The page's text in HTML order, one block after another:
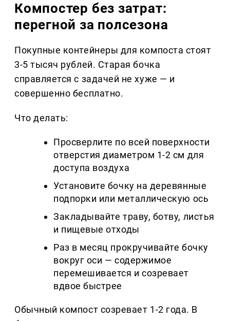
Компостер без затрат:
перегной за полсезона
Покупные контейнеры для компоста стоят
3-5 тысяч рублей. Старая бочка
справляется с задачей не хуже — и
совершенно бесплатно.
Что делать:
Просверлите по всей поверхности
отверстия диаметром 1-2 см для
доступа воздуха
Установите бочку на деревянные
подпорки или металлическую ось
Закладывайте траву, ботву, листья
и пищевые отходы
Раз в месяц прокручивайте бочку
вокруг оси — содержимое
перемешивается и созревает
вдвое быстрее
Обычный компост созревает 1-2 года. В